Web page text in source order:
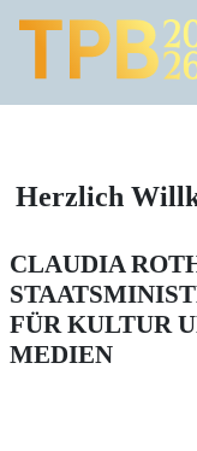
Herzlich
CLAUDIA
FÜR KULTUR
MEDIEN